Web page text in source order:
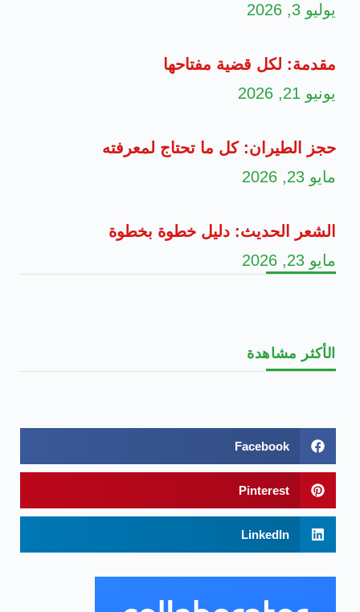
يوليو 3, 2026
مقدمة: لكل قضية مفتاحها
يونيو 21, 2026
حجز الطيران: كل ما تحتاج لمعرفته
مايو 23, 2026
الشعر الحديث: دليل خطوة بخطوة
مايو 23, 2026
الأكثر مشاهدة
Facebook
Pinterest
LinkedIn